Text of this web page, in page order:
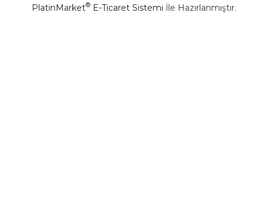
PlatinMarket® E-Ticaret Sistemi İle Hazırlanmıştır.